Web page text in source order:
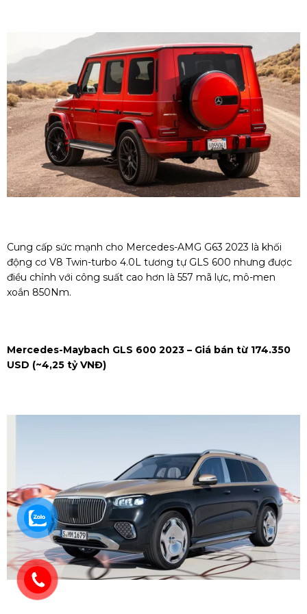
Cung cấp sức mạnh cho Mercedes-AMG G63 2023 là khối
động cơ V8 Twin-turbo 4.0L tương tự GLS 600 nhưng được
điều chỉnh với công suất cao hơn là 557 mã lực, mô-men
xoắn 850Nm.
Mercedes-Maybach GLS 600 2023 – Giá bán từ 174.350
USD (~4,25 tỷ VNĐ)